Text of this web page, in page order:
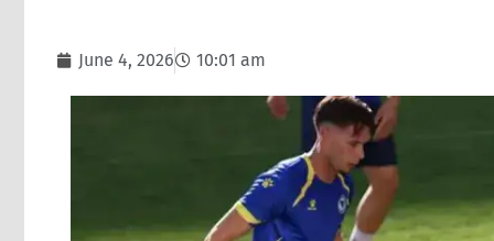
June 4, 2026 10:01 am